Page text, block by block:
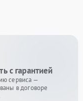
с гарантией
сервиса —
в договоре